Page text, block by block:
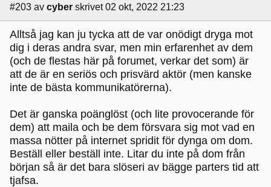
#203 av cyber skrivet 02 okt, 2022 21:23
Alltså jag kan ju tycka att de var onödigt dryga mot
dig i deras andra svar, men min erfarenhet av dem
(och de flestas här på forumet, verkar det som) är
att de är en seriös och prisvärd aktör (men kanske
inte de bästa kommunikatörerna).
Det är ganska poänglöst (och lite provocerande för
dem) att maila och be dem försvara sig mot vad en
massa nötter på internet spridit för dynga om dom.
Beställ eller beställ inte. Litar du inte på dom från
början så är det bara slöseri av bägge parters tid att
tjafsa.